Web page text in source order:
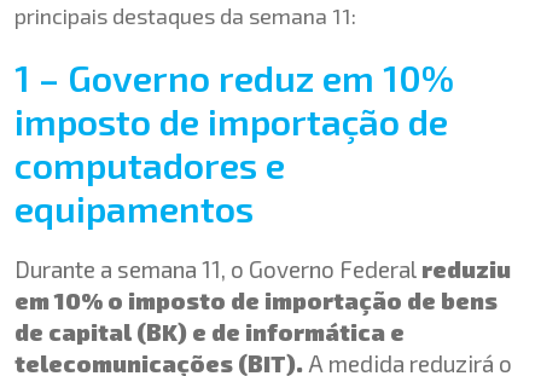
principais destaques da semana 11:
1 – Governo reduz em 10%
imposto de importação de
computadores e
equipamentos
Durante a semana 11, o Governo Federal reduziu
em 10% o imposto de importação de bens
de capital (BK) e de informática e
telecomunicações (BIT). A medida reduzirá o